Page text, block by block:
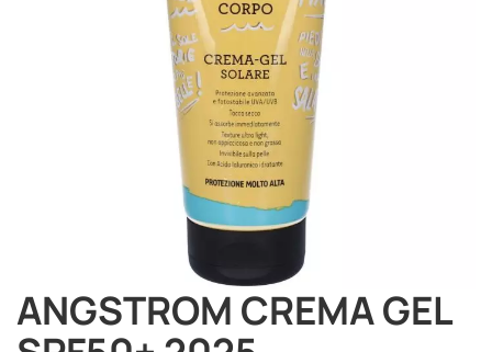
ANGSTROM CREMA GEL
Vai
all'inizio
della